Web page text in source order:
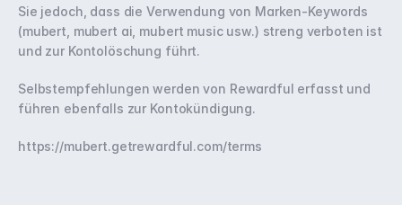
Sie jedoch, dass die Verwendung von Marken-Keywords
(mubert, mubert ai, mubert music usw.) streng verboten ist
und zur Kontolöschung führt.
Selbstempfehlungen werden von Rewardful erfasst und
führen ebenfalls zur Kontokündigung.
https://mubert.getrewardful.com/terms